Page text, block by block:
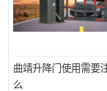
曲靖升降门使用需要
么